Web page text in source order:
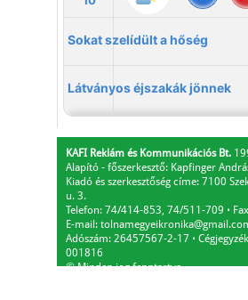
KAFI Reklám és Kommunikációs Bt.
Alapító - főszerkesztő: Kapfinger
Kiadó és szerkesztőség címe: 7100
u. 3.
Telefon: 74/414-853, 74/511-709 ⋅
E-mail:
Adószám: 26457567-2-17 ⋅
001816
© Minden jog fenntartva.